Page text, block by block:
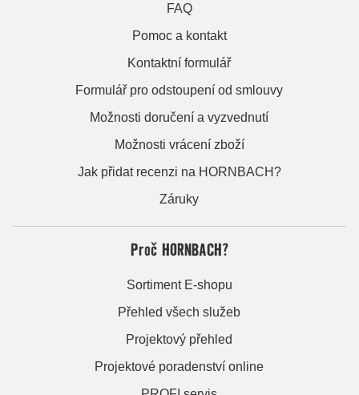
FAQ
Pomoc a kontakt
Kontaktní formulář
Formulář pro odstoupení od smlouvy
Možnosti doručení a vyzvednutí
Možnosti vrácení zboží
Jak přidat recenzi na HORNBACH?
Záruky
Proč HORNBACH?
Sortiment E-shopu
Přehled všech služeb
Projektový přehled
Projektové poradenství online